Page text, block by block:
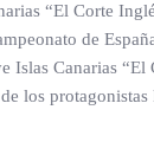
“El Corte
de
Islas Canarias “El
los